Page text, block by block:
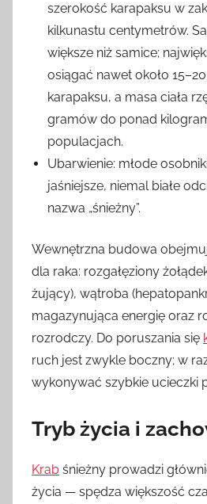
szerokość karapaksu w
kilkunastu centymetrów.
większe niż samice;
osiągać nawet około
karapaksu, a masa ciała
gramów do ponad
populacjach.
Ubarwienie: młode
jaśniejsze, niemal białe
nazwa „śnieżny”.
Wewnętrzna budowa
dla raka: rozgałęziony
żujący), wątroba
magazynująca energię oraz
rozrodczy. Do poruszania się
ruch jest zwykle boczny; w
wykonywać szybkie ucieczki
Tryb życia i
Krab śnieżny prowadzi
życia — spędza większość